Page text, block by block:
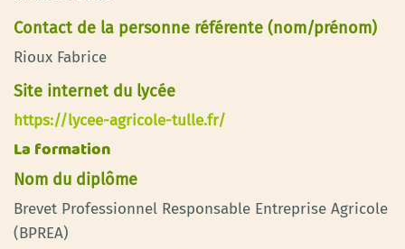
Contact de la personne référente (nom/prénom)
Rioux Fabrice
Site internet du lycée
https://lycee-agricole-tulle.fr/
La formation
Nom du diplôme
Brevet Professionnel Responsable Entreprise Agricole
(BPREA)